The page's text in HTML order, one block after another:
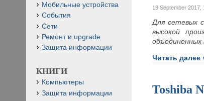
19 September 2017,
Для сетевых
высокой
объединенных
Читать далее
Toshiba
Мобильные устройства
События
Сети
Ремонт и upgrade
Защита информации
КНИГИ
Компьютеры
Защита информации